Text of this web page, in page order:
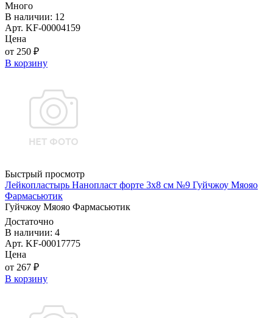
Много
В наличии: 12
Арт. KF-00004159
Цена
от 250 ₽
В корзину
Быстрый просмотр
Лейкопластырь Нанопласт форте 3х8 см №9 Гуйчжоу Мяояо
Фармасьютик
Гуйчжоу Мяояо Фармасьютик
Достаточно
В наличии: 4
Арт. KF-00017775
Цена
от 267 ₽
В корзину